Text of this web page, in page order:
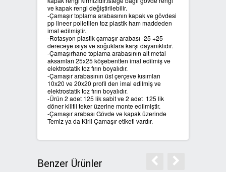
ve kapak rengi değiştirilebilir.
-Çamaşır toplama arabasının kapak ve gövdesi
pp lineer polietilen toz plastik ham maddeden
imal edilmiştir.
-Rotasyon plastik çamaşır arabası -25 +25
dereceye ısıya ve soğuklara karşı dayanıklıdır.
-Çamaşırhane toplama arabasının alt metal
aksamları 25x25 köşebentten imal edilmiş ve
elektrostatik toz fırın boyalıdır.
-Çamaşır arabasının üst çerçeve kısımları
10x20 ve 20x20 profil den imal edilmiş ve
elektrostatik toz fırın boyalıdır.
-Ürün 2 adet 125 lik sabit ve 2 adet 125 lik
döner kilitli teker üzerine monte edilmiştir.
-Çamaşır arabası Gövde ve kapak üzerinde
Temiz ya da Kirli Çamaşır etiketi vardır.
Benzer Ürünler